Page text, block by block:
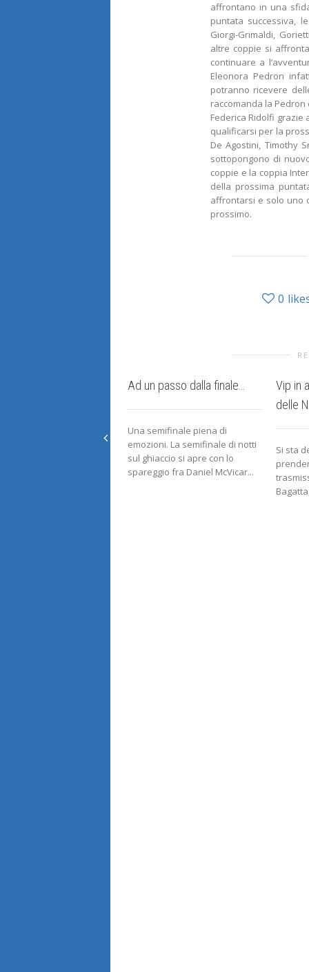
affrontano in una
puntata successiva,
Giorgi-Grimaldi,
altre coppie si
continuare a
Eleonora Pedron
potranno ricevere
raccomanda la
Federica Ridolfi grazie
qualificarsi per la
De Agostini, Timothy
sottopongono di
coppie e la coppia
della prossima
affrontarsi e solo uno
prossimo.
0
Ad un passo dalla finale…
Una semifinale piena di
emozioni. La semifinale di notti
sul ghiaccio si apre con lo
spareggio fra Daniel McVicar...
Vip in
delle
Si sta